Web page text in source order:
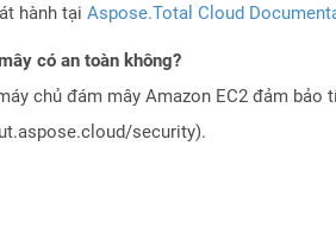
hành tại Aspose.Total Cloud
có an toàn không?
chủ đám mây Amazon EC2 đảm
security).